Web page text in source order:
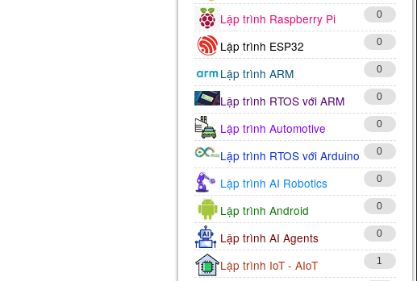
Lập trình Raspberry Pi 0
Lập trình ESP32 0
Lập trình ARM 0
Lập trình RTOS với ARM 0
Lập trình Automotive 0
Lập trình RTOS với Arduino 0
Lập trình AI Robotics 0
Lập trình Android 0
Lập trình AI Agents 0
Lập trình IoT - AIoT 1